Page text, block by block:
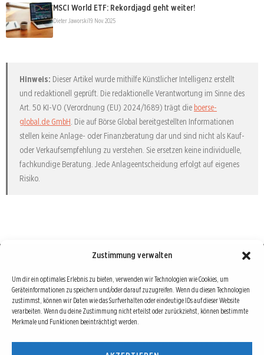
Zustimmung verwalten
Um dir ein optimales Erlebnis zu bieten, verwenden wir Technologien wie Cookies, um
Geräteinformationen zu speichern und/oder darauf zuzugreifen. Wenn du diesen Technologien
zustimmst, können wir Daten wie das Surfverhalten oder eindeutige IDs auf dieser Website
verarbeiten. Wenn du deine Zustimmung nicht erteilst oder zurückziehst, können bestimmte
Merkmale und Funktionen beeinträchtigt werden.
MSCI World ETF: Rekordjagd geht weiter!
Dieter Jaworski19. Nov. 2025
Hinweis: Dieser Artikel wurde mithilfe Künstlicher Intelligenz erstellt
und redaktionell geprüft. Die redaktionelle Verantwortung im Sinne des
Art. 50 KI-VO (Verordnung (EU) 2024/1689) trägt die boerse-
global.de GmbH. Die auf Börse Global bereitgestellten Informationen
stellen keine Anlage- oder Finanzberatung dar und sind nicht als Kauf-
oder Verkaufsempfehlung zu verstehen. Sie ersetzen keine individuelle,
fachkundige Beratung. Jede Anlageentscheidung erfolgt auf eigenes
Risiko.
Börse : lokal, international, global
Erfolgreiche Börsengeschäfte bedingen vor allem drei Dinge: Verlässliche Informationen,
richtige Interpretationen und unabhängige Informationsquellen. Diese drei Bausteine sind
auch die redaktionelle Leitlinie von Börse Global.
Hinter Börse Global steht ein Team von erfahrenen Finanzjournalisten, die zum Teil schon